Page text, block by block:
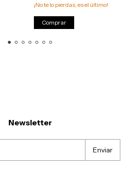
¡No te lo pierdas, es el último!
Comprar
Newsletter